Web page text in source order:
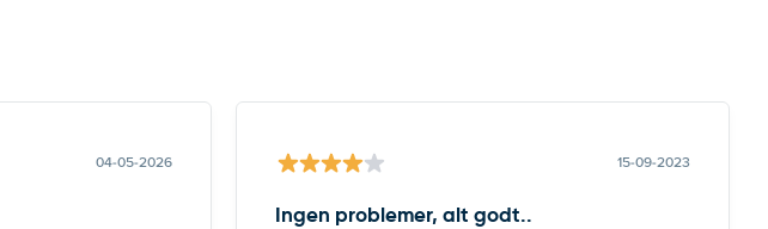
04-05-2026 15-09-2023
Ingen problemer, alt godt..